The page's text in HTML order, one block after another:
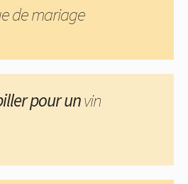
de mariage
pour unvin